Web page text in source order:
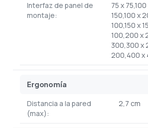
Interfaz de panel de
montaje:
75 x
150,100 x
100,150 x
100,200 x
300,300 x
200,400 x
Ergonomía
Distancia a la pared
(max):
2,7 cm